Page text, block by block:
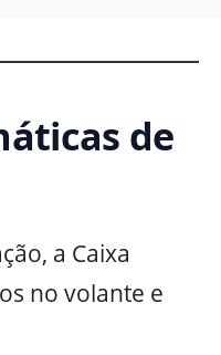
de
a Caixa
no volante e